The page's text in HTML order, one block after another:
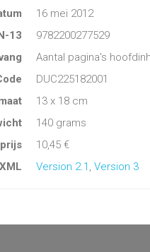
16 mei 2012
13
9782200277529
Aantal pagina's
DUC225182001
13 x 18 cm
140 grams
10,45 €
Version 2.1 , Version 3